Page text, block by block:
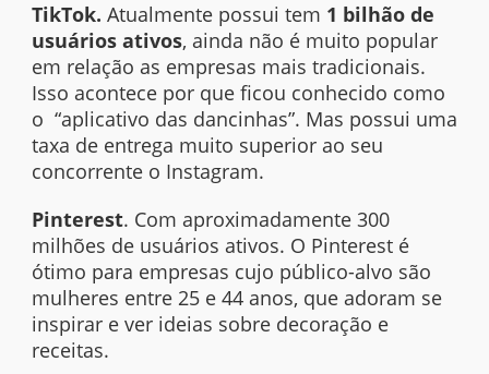
TikTok. Atualmente possui tem 1 bilhão de
usuários ativos, ainda não é muito popular
em relação as empresas mais tradicionais.
Isso acontece por que ficou conhecido como
o “aplicativo das dancinhas”. Mas possui uma
taxa de entrega muito superior ao seu
concorrente o Instagram.
Pinterest. Com aproximadamente 300
milhões de usuários ativos. O Pinterest é
ótimo para empresas cujo público-alvo são
mulheres entre 25 e 44 anos, que adoram se
inspirar e ver ideias sobre decoração e
receitas.